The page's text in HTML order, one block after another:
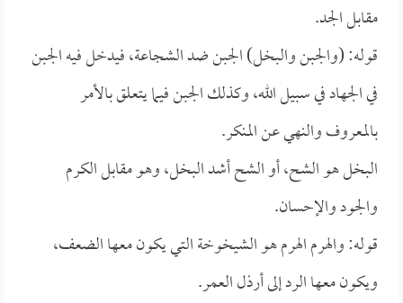
مقابل الجد.
قوله: (والجبن والبخل) الجبن ضد الشجاعة، فيدخل فيه الجبن
في الجهاد في سبيل الله، وكذلك الجبن فيما يتعلق بالأمر
بالمعروف والنهي عن المنكر.
البخل هو الشح، أو الشح أشد البخل، وهو مقابل الكرم
والجود والإحسان.
قوله: والهرم الهرم هو الشيخوخة التي يكون معها الضعف،
ويكون معها الرد إلى أرذل العمر.